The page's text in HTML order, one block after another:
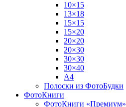
10×15
13×18
15×15
15×20
20×20
20×30
30×30
30×40
A4
Полоски из ФотоБудки
ФотоКниги
ФотоКниги «Премиум»